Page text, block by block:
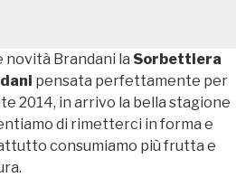
novità Brandani la Sorbettiera
pensata perfettamente per
2014, in arrivo la bella stagione
di rimetterci in forma e
consumiamo più frutta e